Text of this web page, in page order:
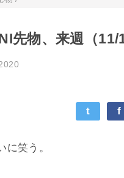
先物、来週（
t f
に笑う。